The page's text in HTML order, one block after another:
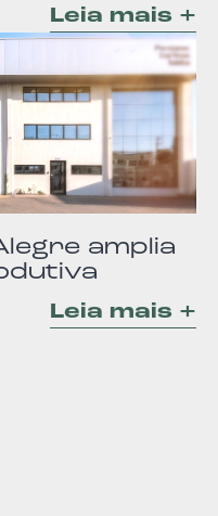
Leia mais +
amplia
Leia mais +